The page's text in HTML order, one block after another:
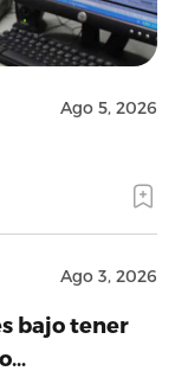
Ago 5, 2026
Ago 3, 2026
bajo tener